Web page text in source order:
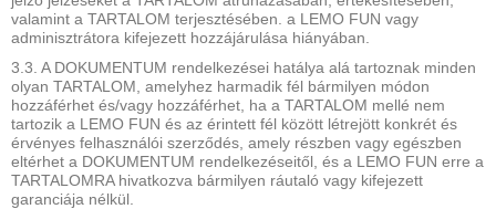
valamint a TARTALOM terjesztésében. a LEMO FUN vagy
adminisztrátora kifejezett hozzájárulása hiányában.
3.3. A DOKUMENTUM rendelkezései hatálya alá tartoznak minden
olyan TARTALOM, amelyhez harmadik fél bármilyen módon
hozzáférhet és/vagy hozzáférhet, ha a TARTALOM mellé nem
tartozik a LEMO FUN és az érintett fél között létrejött konkrét és
érvényes felhasználói szerződés, amely részben vagy egészben
eltérhet a DOKUMENTUM rendelkezéseitől, és a LEMO FUN erre a
TARTALOMRA hivatkozva bármilyen ráutaló vagy kifejezett
garanciája nélkül.